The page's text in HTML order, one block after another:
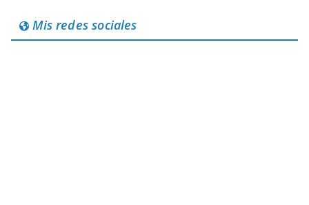
Mis redes sociales